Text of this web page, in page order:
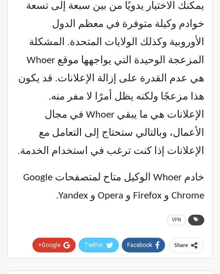
يمكنك الاختيار يدويًا من بين سبعة إلى تسعة
خوادم وكيلة متوفرة في معظم الدول
الأوروبية وكذلك الولايات المتحدة. المشكلة
المزعجة الوحيدة التي يواجهها موقع Whoer
هي عدم القدرة على إزالة الإعلانات. قد يكون
هذا مزعجًا ولكنه يظل أمرًا لا مفر منه.
الإعلانات هي ما يبقي Whoer في مجال
الأعمال، وبالتالي ستحتاج إلى التعامل مع
الإعلانات إذا كنت ترغب في استخدام الخدمة.
خادم Whoer الوكيل متاح لمتصفحات Google
Chrome و Firefox و Opera و Yandex.
VPN
Share
Facebook
Twitter
Google+